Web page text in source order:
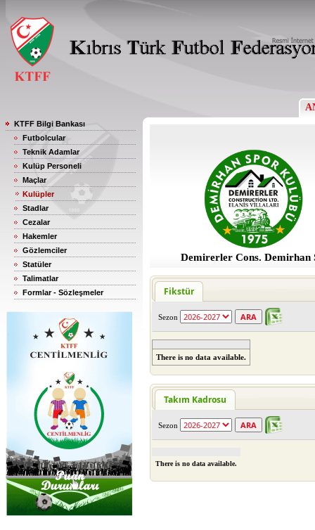
KTFF Bilgi Bankası
Futbolcular
Teknik Adamlar
Kulüp Personeli
Maçlar
Kulüpler
Stadlar
Cezalar
Hakemler
Gözlemciler
Statüler
Talimatlar
Formlar - Sözleşmeler
Demirerler Cons. Demirhan
Fikstür
Sezon
There is no data available.
Takım Kadrosu
Sezon
There is no data available.